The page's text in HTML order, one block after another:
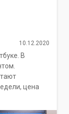
10.12.2020
В
цена